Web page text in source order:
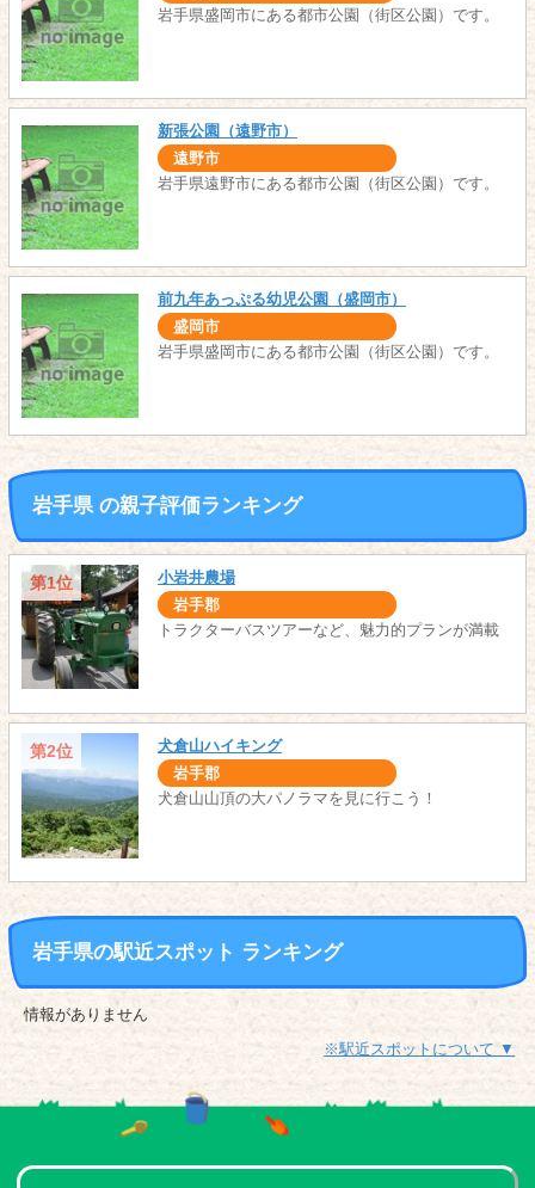
岩手県盛岡市にある都市公園（街区公園）です。
新張公園（遠野市）
遠野市
岩手県遠野市にある都市公園（街区公園）です。
前九年あっぷる幼児公園（盛岡市）
盛岡市
岩手県盛岡市にある都市公園（街区公園）です。
岩手県 の親子評価ランキング
第1位 小岩井農場
岩手郡
トラクターバスツアーなど、魅力的プランが満載
第2位 犬倉山ハイキング
岩手郡
犬倉山山頂の大パノラマを見に行こう！
岩手県の駅近スポット ランキング
情報がありません
※駅近スポットについて ▼